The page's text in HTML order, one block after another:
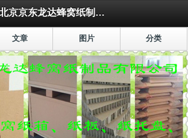
北京京东龙达蜂窝纸制品有限公司
文章 图片 分类